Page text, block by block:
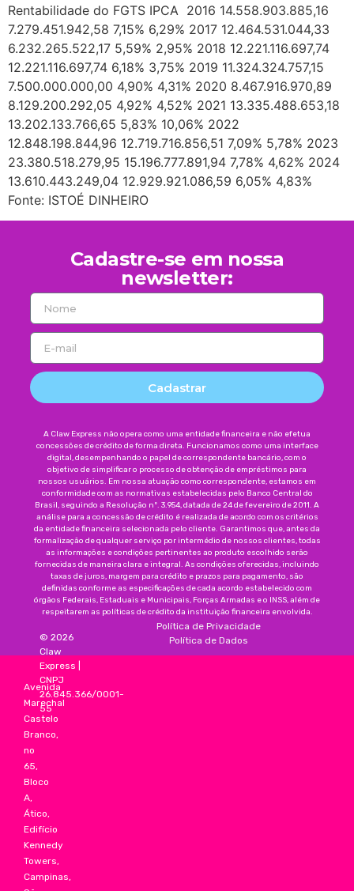
Rentabilidade do FGTS IPCA 2016 14.558.903.885,16
7.279.451.942,58 7,15% 6,29% 2017 12.464.531.044,33
6.232.265.522,17 5,59% 2,95% 2018 12.221.116.697,74
12.221.116.697,74 6,18% 3,75% 2019 11.324.324.757,15
7.500.000.000,00 4,90% 4,31% 2020 8.467.916.970,89
8.129.200.292,05 4,92% 4,52% 2021 13.335.488.653,18
13.202.133.766,65 5,83% 10,06% 2022
12.848.198.844,96 12.719.716.856,51 7,09% 5,78% 2023
23.380.518.279,95 15.196.777.891,94 7,78% 4,62% 2024
13.610.443.249,04 12.929.921.086,59 6,05% 4,83%
Fonte: ISTOÉ DINHEIRO
Cadastre-se em nossa
newsletter:
Cadastrar
A Claw Express não opera como uma entidade financeira e não efetua
concessões de crédito de forma direta. Funcionamos como uma interface
digital, desempenhando o papel de correspondente bancário, com o
objetivo de simplificar o processo de obtenção de empréstimos para
nossos usuários. Em nossa atuação como correspondente, estamos em
conformidade com as normativas estabelecidas pelo Banco Central do
Brasil, seguindo a Resolução nº. 3.954, datada de 24 de fevereiro de 2011. A
análise para a concessão de crédito é realizada de acordo com os critérios
da entidade financeira selecionada pelo cliente. Garantimos que, antes da
formalização de qualquer serviço por intermédio de nossos clientes, todas
as informações e condições pertinentes ao produto escolhido serão
fornecidas de maneira clara e integral. As condições oferecidas, incluindo
taxas de juros, margem para crédito e prazos para pagamento, são
definidas conforme as especificações de cada acordo estabelecido com
órgãos Federais, Estaduais e Municipais, Forças Armadas e o INSS, além de
respeitarem as políticas de crédito da instituição financeira envolvida.
Avenida
Marechal
Castelo
Branco,
no
65,
Bloco
A,
Ático,
Edifício
Kennedy
Towers,
Campinas,
© 2026
Claw
Express
CNPJ
26.845.366/0001-
55
Política de Privacidade
Política de Dados